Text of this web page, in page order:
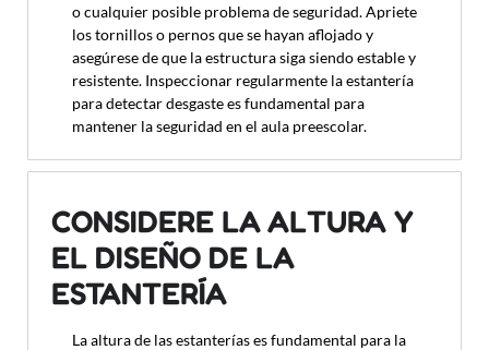
o cualquier posible problema de seguridad. Apriete
los tornillos o pernos que se hayan aflojado y
asegúrese de que la estructura siga siendo estable y
resistente. Inspeccionar regularmente la estantería
para detectar desgaste es fundamental para
mantener la seguridad en el aula preescolar.
CONSIDERE LA ALTURA Y
EL DISEÑO DE LA
ESTANTERÍA
La altura de las estanterías es fundamental para la